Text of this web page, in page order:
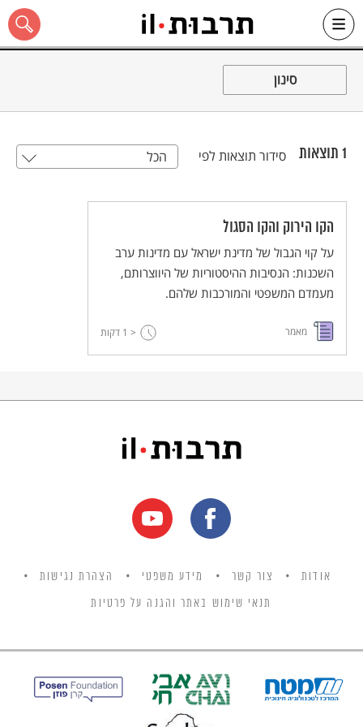
Skip
כל האתר
סינון
1 תוצאות סידור תוצאות לפי הכל
הקו הירוק והקו הסגול
על קוי הגבול של מדינת ישראל עם מדינות ערב
השכנות: הנסיבות ההיסטוריות של היווצרותם,
מעמדם המשפטי והמורכבות שלהם.
מאמר < 1 דקות
אודות צור קשר מידע משפטי הצהרת נגישות
תנאי שימוש באתר והגנה על פרטיות